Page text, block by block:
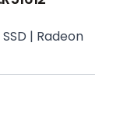
SSD | Radeon